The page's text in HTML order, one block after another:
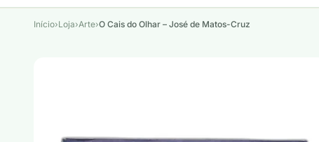
Início›Loja›Arte›O Cais do Olhar – José de Matos-Cruz